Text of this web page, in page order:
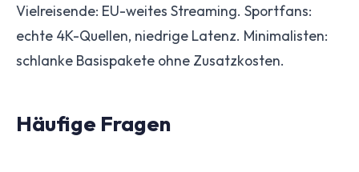
Vielreisende: EU-weites Streaming. Sportfans:
echte 4K-Quellen, niedrige Latenz. Minimalisten:
schlanke Basispakete ohne Zusatzkosten.
Häufige Fragen